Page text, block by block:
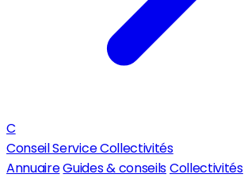
C
Conseil Service Collectivités
AnnuaireGuides & conseilsCollectivités